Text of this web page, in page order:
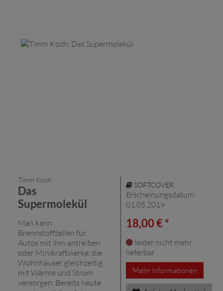
Timm Koch
Das
Supermolekül
Man kann
Brennstoffzellen für
Autos mit ihm antreiben
oder Minikraftwerke, die
Wohnhäuser gleichzeitig
mit Wärme und Strom
versorgen. Bereits heute
SOFTCOVER
Erscheinungsdatum:
01.05.2019
18,00 € *
leider nicht mehr
lieferbar
Mehr Informationen